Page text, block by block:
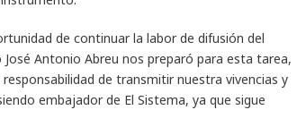
de continuar la labor de difusión del
Antonio Abreu nos preparó para esta tarea,
de transmitir nuestra vivencias y
embajador de El Sistema, ya que sigue